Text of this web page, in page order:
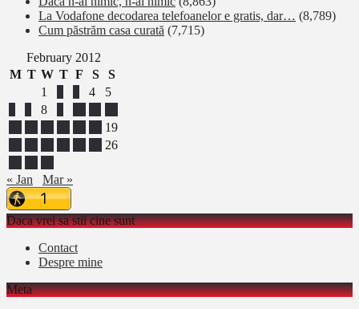
La Vodafone decodarea telefoanelor e gratis, dar… (8,789)
Cum păstrăm casa curată (7,715)
February 2012
M T W T F S
S
1
4
5
8
19
26
« Jan
Mar »
Daca vrei sa stii cine sunt
Contact
Despre mine
Meta